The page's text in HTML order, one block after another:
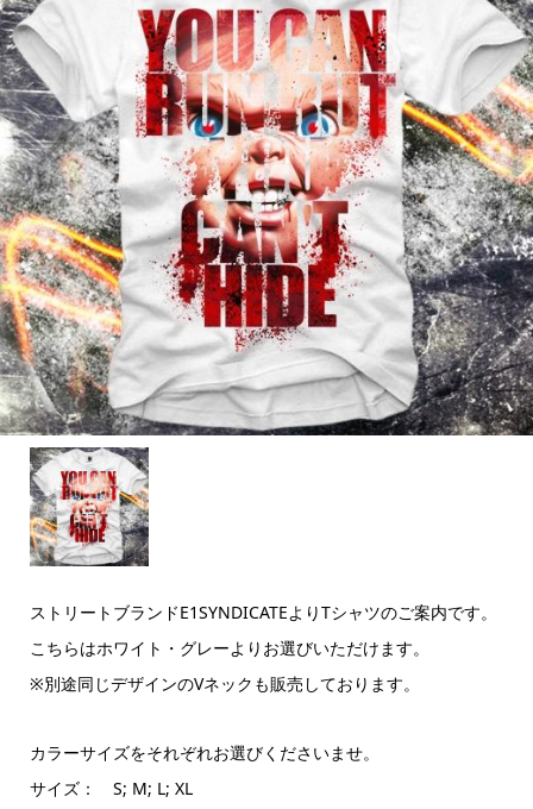
ストリートブランドE1SYNDICATEよりTシャツのご案内です。
こちらはホワイト・グレーよりお選びいただけます。
※別途同じデザインのVネックも販売しております。
カラーサイズをそれぞれお選びくださいませ。
サイズ： S; M; L; XL